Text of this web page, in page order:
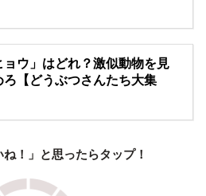
ョウ」はどれ？激似動物を見
ろ【どうぶつさんたち大集
！」と思ったらタップ！